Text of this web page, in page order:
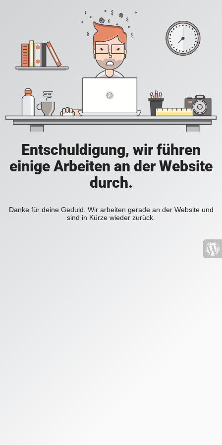
Entschuldigung, wir führen
einige Arbeiten an der Website
durch.
Danke für deine Geduld. Wir arbeiten gerade an der Website und
sind in Kürze wieder zurück.